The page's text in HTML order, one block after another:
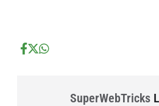
SuperWebTricks